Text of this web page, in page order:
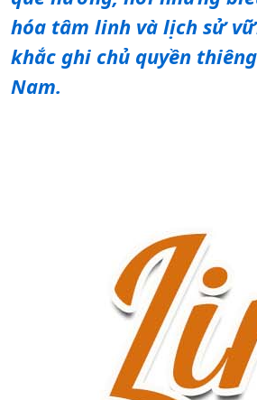
hóa tâm linh và lịch sử
khắc ghi chủ quyền
Nam.